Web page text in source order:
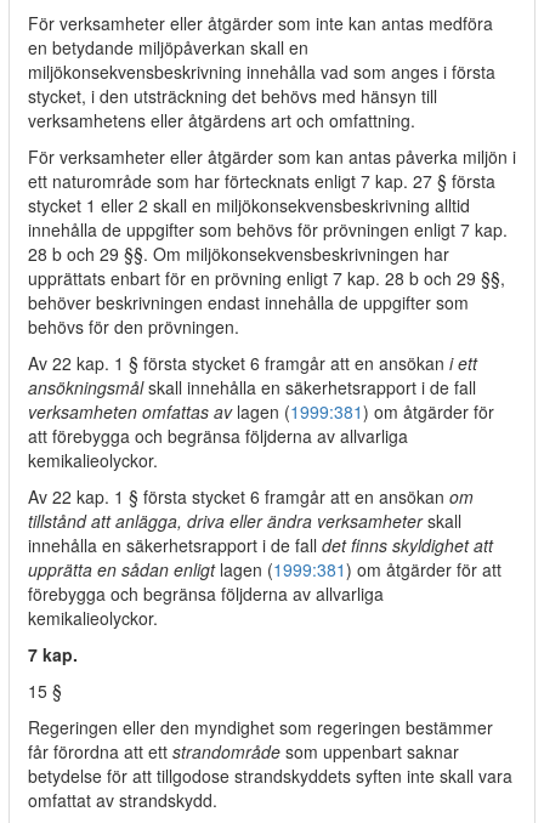
För verksamheter eller åtgärder som inte kan antas medföra
en betydande miljöpåverkan skall en
miljökonsekvensbeskrivning innehålla vad som anges i första
stycket, i den utsträckning det behövs med hänsyn till
verksamhetens eller åtgärdens art och omfattning.
För verksamheter eller åtgärder som kan antas påverka miljön i
ett naturområde som har förtecknats enligt 7 kap. 27 § första
stycket 1 eller 2 skall en miljökonsekvensbeskrivning alltid
innehålla de uppgifter som behövs för prövningen enligt 7 kap.
28 b och 29 §§. Om miljökonsekvensbeskrivningen har
upprättats enbart för en prövning enligt 7 kap. 28 b och 29 §§,
behöver beskrivningen endast innehålla de uppgifter som
behövs för den prövningen.
Av 22 kap. 1 § första stycket 6 framgår att en ansökan i ett
ansökningsmålskall innehålla en säkerhetsrapport i de fall
verksamheten omfattas avlagen (1999:381) om åtgärder för
att förebygga och begränsa följderna av allvarliga
kemikalieolyckor.
Av 22 kap. 1 § första stycket 6 framgår att en ansökan om
tillstånd att anlägga, driva eller ändra verksamheterskall
innehålla en säkerhetsrapport i de fall det finns skyldighet att
upprätta en sådan enligtlagen (1999:381) om åtgärder för att
förebygga och begränsa följderna av allvarliga
kemikalieolyckor.
7 kap.
15 §
Regeringen eller den myndighet som regeringen bestämmer
får förordna att ett strandområde som uppenbart saknar
betydelse för att tillgodose strandskyddets syften inte skall vara
omfattat av strandskydd.